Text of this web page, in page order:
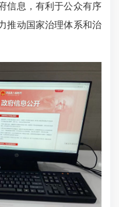
信息，有利于公众有序
推动国家治理体系和治